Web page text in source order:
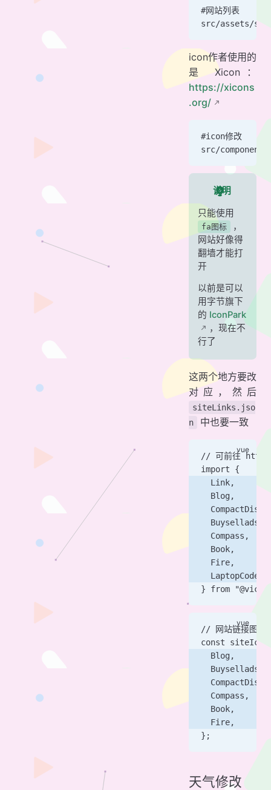
#网站列表
src/assets/
icon作者使用的
是 Xicon：
https://xicons
.org/
#icon修改
src/
说明
只能使用
fa图标
，
网站好像得
翻墙才能打
开
以前是可以
用字节旗下
的 IconPark
，现在不
行了
这两个地方要改
对应，然后
siteLinks.jso
n
中也要一致
// 可前往
import {
  Link,
  Blog,
  CompactDisc,
  Buysellads,
  Compass,
  Book,
  Fire,
  LaptopCode,
} from
// 网站链接图标
const
  Blog,
  Buysellads,
  CompactDisc,
  Compass,
  Book,
  Fire,
};
天气修改